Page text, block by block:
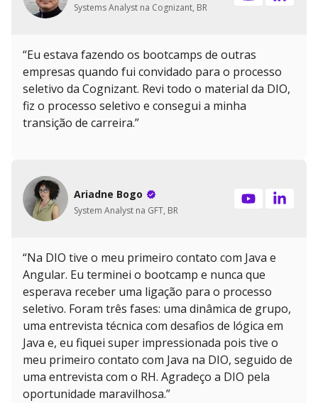
Systems Analyst na Cognizant, BR
“Eu estava fazendo os bootcamps de outras
empresas quando fui convidado para o processo
seletivo da Cognizant. Revi todo o material da DIO,
fiz o processo seletivo e consegui a minha
transição de carreira.”
Ariadne Bogo
System Analyst na GFT, BR
“Na DIO tive o meu primeiro contato com Java e
Angular. Eu terminei o bootcamp e nunca que
esperava receber uma ligação para o processo
seletivo. Foram três fases: uma dinâmica de grupo,
uma entrevista técnica com desafios de lógica em
Java e, eu fiquei super impressionada pois tive o
meu primeiro contato com Java na DIO, seguido de
uma entrevista com o RH. Agradeço a DIO pela
oportunidade maravilhosa.”